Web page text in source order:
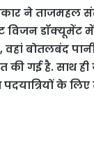
ने ताजमहल
विजन
वहां बोतलबंद
की गई है. साथ
के